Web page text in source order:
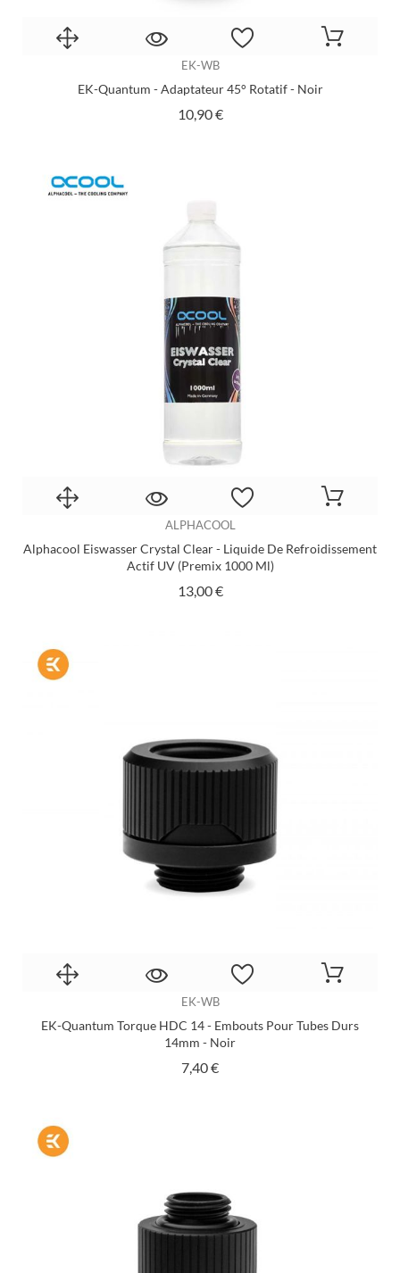
EK-WB
EK-Quantum - Adaptateur 45° Rotatif - Noir
10,90 €Prix
ALPHACOOL
Alphacool Eiswasser Crystal Clear - Liquide De Refroidissement
Actif UV (premix 1000 Ml)
13,00 €Prix
EK-WB
EK-Quantum Torque HDC 14 - Embouts Pour Tubes Durs
14mm - Noir
7,40 €Prix